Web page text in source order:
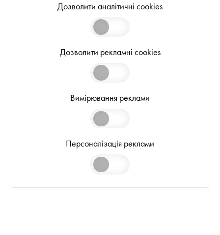
Дозволити аналітичні cookies
Дозволити рекламні cookies
Вимірювання реклами
Персоналізація реклами